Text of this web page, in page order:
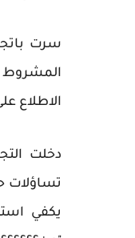
سرت
المشروط
الاطلاع
دخلت
تساؤلات
يكفي